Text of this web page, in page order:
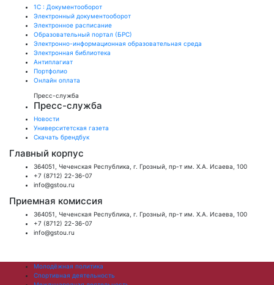
1С : Документооборот
Электронный документооборот
Электронное расписание
Образовательный портал (БРС)
Электронно-информационная образовательная среда
Электронная библиотека
Антиплагиат
Портфолио
Онлайн оплата
Пресс-служба
Пресс-служба
Новости
Университетская газета
Скачать брендбук
Главный корпус
364051, Чеченская Республика, г. Грозный, пр-т им. Х.А. Исаева, 100
+7 (8712) 22-36-07
info@gstou.ru
Приемная комиссия
364051, Чеченская Республика, г. Грозный, пр-т им. Х.А. Исаева, 100
+7 (8712) 22-36-07
info@gstou.ru
Молодёжная политика
Спортивная деятельность